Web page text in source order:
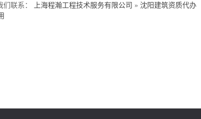
们联系： 上海程瀚工程技术服务有限公司 » 沈阳建筑资质代办